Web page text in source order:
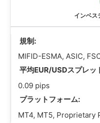
インベス
規制:
MIFID-ESMA, ASIC,
平均EUR/USDスプレッ
0.09 pips
プラットフォーム:
MT4, MT5, Proprietary